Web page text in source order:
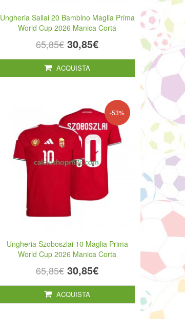
Ungheria Sallai 20 Bambino Maglia Prima
World Cup 2026 Manica Corta
65,85€ 30,85€
ACQUISTA
-53%
Ungheria Szoboszlai 10 Maglia Prima
World Cup 2026 Manica Corta
65,85€ 30,85€
ACQUISTA